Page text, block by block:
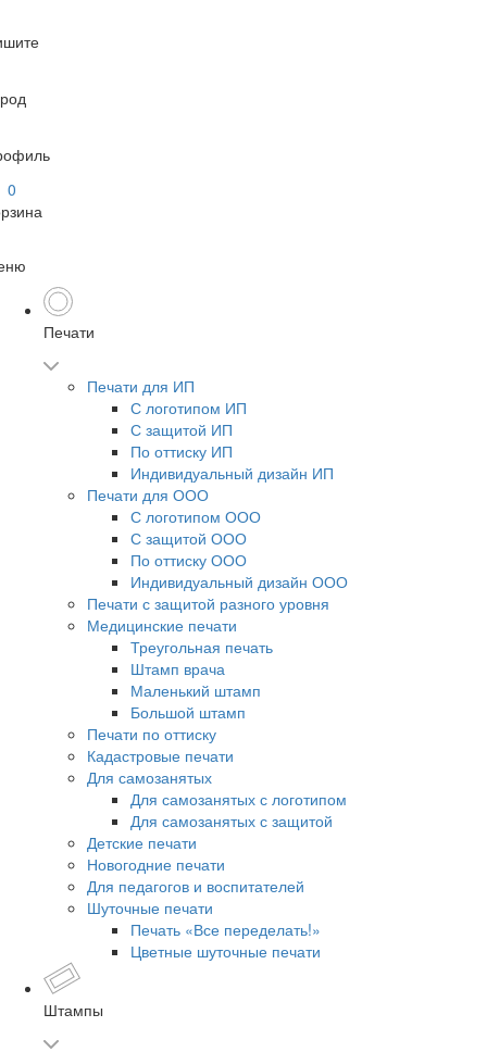
0
Печати
Печати для ИП
С логотипом ИП
С защитой ИП
По оттиску ИП
Индивидуальный дизайн ИП
Печати для ООО
С логотипом ООО
С защитой ООО
По оттиску ООО
Индивидуальный дизайн ООО
Печати с защитой разного уровня
Медицинские печати
Треугольная печать
Штамп врача
Маленький штамп
Большой штамп
Печати по оттиску
Кадастровые печати
Для самозанятых
Для самозанятых с логотипом
Для самозанятых с защитой
Детские печати
Новогодние печати
Для педагогов и воспитателей
Шуточные печати
Печать «Все переделать!»
Цветные шуточные печати
Штампы